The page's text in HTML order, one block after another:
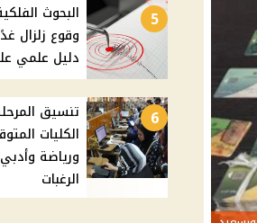
5
البحوث
دليل علمي
6
الكليات
ورياضة
الرغبات